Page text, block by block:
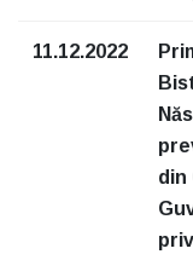
11.12.2022
din